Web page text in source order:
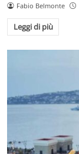
Fabio Belmonte
Leggi di più